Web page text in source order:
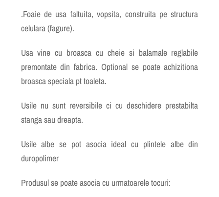
.Foaie de usa faltuita, vopsita, construita pe structura
celulara (fagure).
Usa vine cu broasca cu cheie si balamale reglabile
premontate din fabrica. Optional se poate achizitiona
broasca speciala pt toaleta.
Usile nu sunt reversibile ci cu deschidere prestabilta
stanga sau dreapta.
Usile albe se pot asocia ideal cu plintele albe din
duropolimer
Produsul se poate asocia cu urmatoarele tocuri: